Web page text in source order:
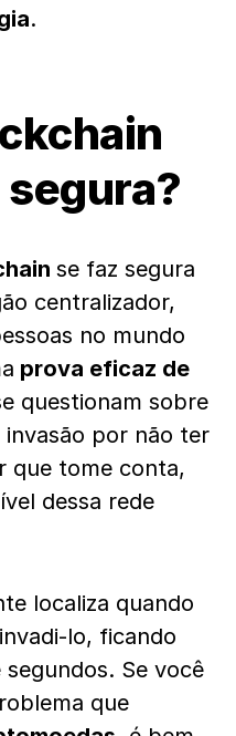
.
se faz segura
centralizador,
no mundo
prova eficaz de
questionam sobre
invasão por não ter
que tome conta,
dessa rede
localiza quando
lo, ficando
Se você
que